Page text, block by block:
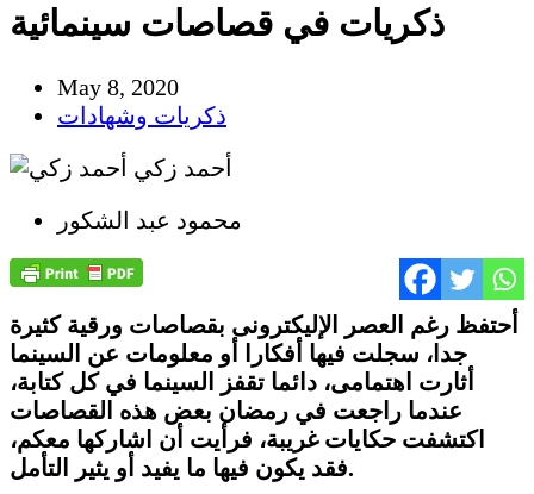
ذكريات في قصاصات سينمائية
May 8, 2020
ذكريات وشهادات
أحمد زكي
محمود عبد الشكور
أحتفظ رغم العصر الإليكترونى بقصاصات ورقية كثيرة
جدا، سجلت فيها أفكارا أو معلومات عن السينما
أثارت اهتمامى، دائما تقفز السينما في كل كتابة،
عندما راجعت في رمضان بعض هذه القصاصات
اكتشفت حكايات غريبة، فرأيت أن اشاركها معكم،
فقد يكون فيها ما يفيد أو يثير التأمل.